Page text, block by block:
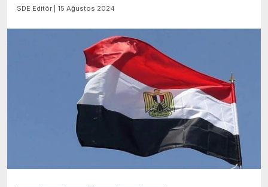
SDE Editör | 15 Ağustos 2024